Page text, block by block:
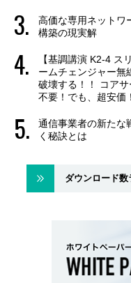
高価な専用ネットワ
構築の現実解
【基調講演 K2-4 ス
ームチェンジャー無
破壊する！！ コア
不要！でも、超安
通信事業者の新た
く秘訣とは
ダウンロード